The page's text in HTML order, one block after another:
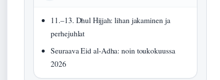
11.–13. Dhul Hijjah: lihan jakaminen ja
perhejuhlat
Seuraava Eid al-Adha: noin toukokuussa
2026